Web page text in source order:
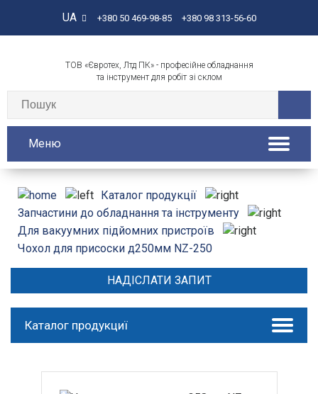
UA +380 50 469-98-85 +380 98 313-56-60
ТОВ «Євротех, Лтд ПК» - професійне обладнання
та інструмент для робіт зі склом
Меню
Каталог продукції
Запчастини до обладнання та інструменту
Для вакуумних підйомних пристроїв
Чохол для присоски д250мм NZ-250
НАДІСЛАТИ ЗАПИТ
Каталог продукциї